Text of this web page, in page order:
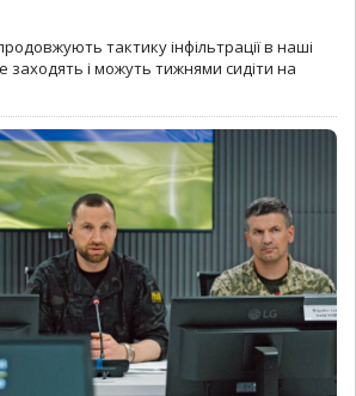
тактику інфільтрації в наші
заходять і можуть тижнями сидіти на